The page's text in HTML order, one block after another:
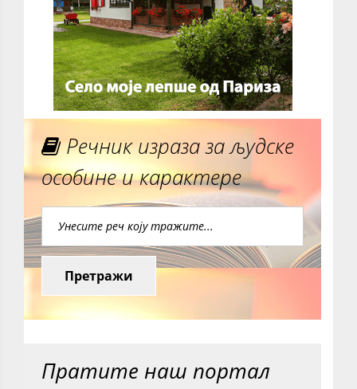
Речник израза за људске
особине и карактере
Претражи
Пратите наш портал